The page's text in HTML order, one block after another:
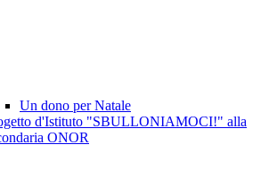
Un dono per Natale
d'Istituto "SBULLONIAMOCI!" alla
ONOR